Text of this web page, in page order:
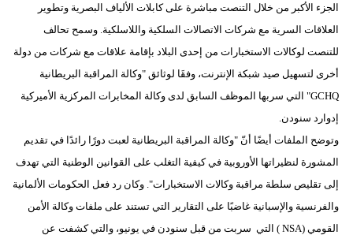
مدوَّنات
فيديو
سيارات
الجزء الأكبر من خلال التنصت مباشرة على كابلات الألياف البصرية وتطوير
العلاقات السرية مع شركات الاتصالات السلكية واللاسلكية. وسمح تحالف
للتنصت لوكالات الاستخبارات من إحدى البلاد بإقامة علاقات مع شركات من دولة
أخرى لتسهيل صيد شبكة الإنترنت، وفقَا لوثائق "وكالة المراقبة البريطانية
GCHQ" التي سربها الموظف السابق لدى وكالة المخابرات المركزية الأميركية
إدوارد سنودن.
وتوضح الملفات أيضًا أنّ "وكالة المراقبة البريطانية لعبت دورًا رائدًا في تقديم
المشورة لنظيراتها الأوروبية في كيفية التغلب على القوانين الوطنية التي تهدف
إلى تقليص سلطة مراقبة وكالات الاستخبارات". وكان رد فعل الحكومات الألمانية
والفرنسية والإسبانية غاضبًا على التقارير التي تستند على ملفات وكالة الأمن
القومي (NSA ) التي سربت من قبل سنودن في يونيو، والتي كشفت عن